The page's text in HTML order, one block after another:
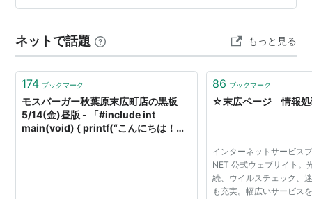
っていて、そうのちの1つがこのはいからケーキです。な
てください。 ↓ https://share.…
ネットで話題 もっと見る
174 ブックマーク
モスバーガー秋葉原末広町店の黒板
5/14(金)昼版 - 「#include int
main(void) { printf(“こんにちは！
86 ブックマーク
☆末広ページ 情報
インターネットサービス
NET 公式ウェブサイト。
続、ウイルスチェック、
も充実。幅広いサービス